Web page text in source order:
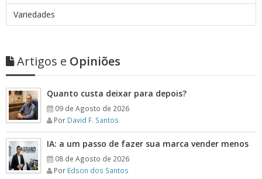
Variedades
Artigos e Opiniões
Quanto custa deixar para depois?
09 de Agosto de 2026
Por David F. Santos
IA: a um passo de fazer sua marca vender menos
08 de Agosto de 2026
Por Edson dos Santos